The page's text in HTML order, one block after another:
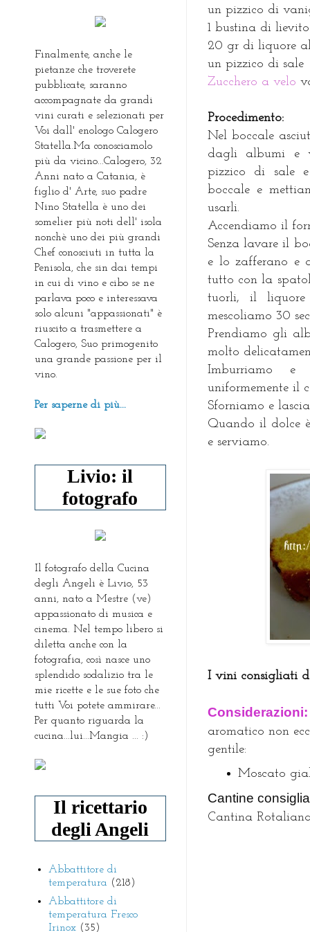
un pizzico di
1 bustina di
20 gr di liquore
un pizzico di sale
Zucchero a velo
Procedimento:
Nel boccale
dagli albumi e
pizzico di sale
boccale e
usarli.
Accendiamo il
Senza lavare il
e lo zafferano e
tutto con la
tuorli, il
mescoliamo 30
Prendiamo gli
molto
Imburriamo e
uniformemente il
Sforniamo e
Quando il dolce
e serviamo.
I vini consigliati
aromatico non
gentile:
Moscato
Cantine
Cantina
Finalmente, anche le
pietanze che troverete
pubblicate, saranno
accompagnate da grandi
vini curati e selezionati per
Voi dall' enologo Calogero
Statella.Ma conosciamolo
più da vicino...Calogero, 32
Anni nato a Catania, è
figlio d' Arte, suo padre
Nino Statella è uno dei
somelier più noti dell' isola
nonchè uno dei più grandi
Chef conosciuti in tutta la
Penisola, che sin dai tempi
in cui di vino e cibo se ne
parlava poco e interessava
solo alcuni "appassionati" è
riuscito a trasmettere a
Calogero, Suo primogenito
una grande passione per il
vino.
Per saperne di più...
Livio: il
fotografo
Il fotografo della Cucina
degli Angeli è Livio, 53
anni, nato a Mestre (ve)
appassionato di musica e
cinema. Nel tempo libero si
diletta anche con la
fotografia, così nasce uno
splendido sodalizio tra le
mie ricette e le sue foto che
tutti Voi potete ammirare...
Per quanto riguarda la
cucina...lui...Mangia ... :)
Il ricettario
degli Angeli
Abbattitore di
temperatura (218)
Abbattitore di
temperatura Fresco
Irinox (35)